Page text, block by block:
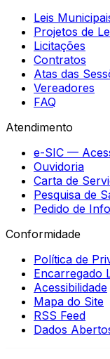
Leis
Projetos de
Licitações
Contratos
Atas das
Vereadores
FAQ
Atendimento
e-SIC —
Ouvidoria
Carta de
Pesquisa de
Pedido de
Conformidade
Política de
Encarregado
Acessibilidade
Mapa do Site
RSS Feed
Dados